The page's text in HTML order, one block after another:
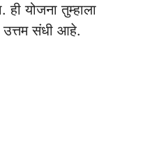
ही योजना तुम्हाला
उत्तम संधी आहे.